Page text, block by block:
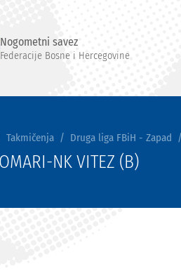
Nogometni savez
Federacije Bosne i Hercegovine
Takmičenja Druga liga FBiH - Zapad
NK VITEZ (B)